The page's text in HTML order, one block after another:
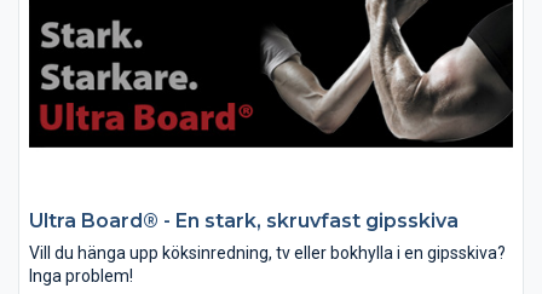
Ultra Board® - En stark, skruvfast gipsskiva
Vill du hänga upp köksinredning, tv eller bokhylla i en gipsskiva?
Inga problem!